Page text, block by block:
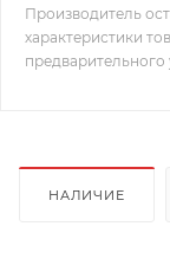
Производитель
характеристики
НАЛИЧИЕ